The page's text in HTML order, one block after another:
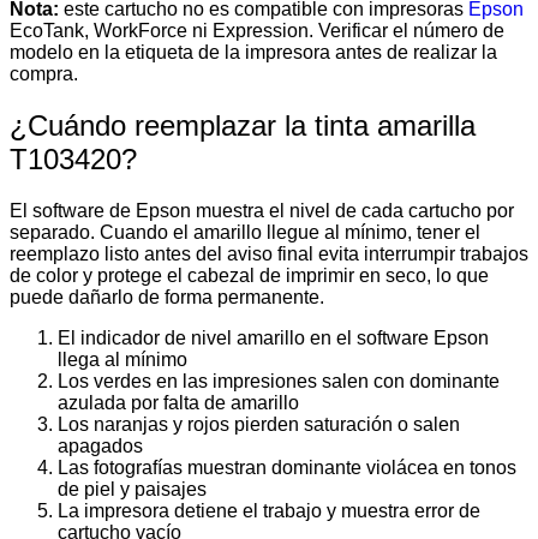
Nota: este cartucho no es compatible con impresoras Epson
EcoTank, WorkForce ni Expression. Verificar el número de
modelo en la etiqueta de la impresora antes de realizar la
compra.
¿Cuándo reemplazar la tinta amarilla
T103420?
El software de Epson muestra el nivel de cada cartucho por
separado. Cuando el amarillo llegue al mínimo, tener el
reemplazo listo antes del aviso final evita interrumpir trabajos
de color y protege el cabezal de imprimir en seco, lo que
puede dañarlo de forma permanente.
El indicador de nivel amarillo en el software Epson
llega al mínimo
Los verdes en las impresiones salen con dominante
azulada por falta de amarillo
Los naranjas y rojos pierden saturación o salen
apagados
Las fotografías muestran dominante violácea en tonos
de piel y paisajes
La impresora detiene el trabajo y muestra error de
cartucho vacío